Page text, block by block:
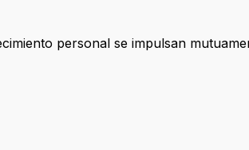
personal se impulsan